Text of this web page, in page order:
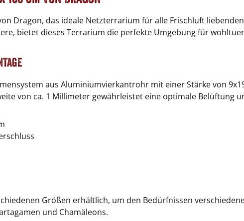
Dragon, das ideale Netzterrarium für alle Frischluft
bietet dieses Terrarium die perfekte Umgebung für
aus Aluminiumvierkantrohr mit einer Stärke von
von ca. 1 Millimeter gewährleistet eine optimale Belüftung
Größen erhältlich, um den Bedürfnissen
und Chamäleons.